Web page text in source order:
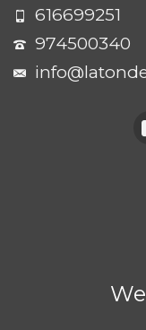
616699251
974500340